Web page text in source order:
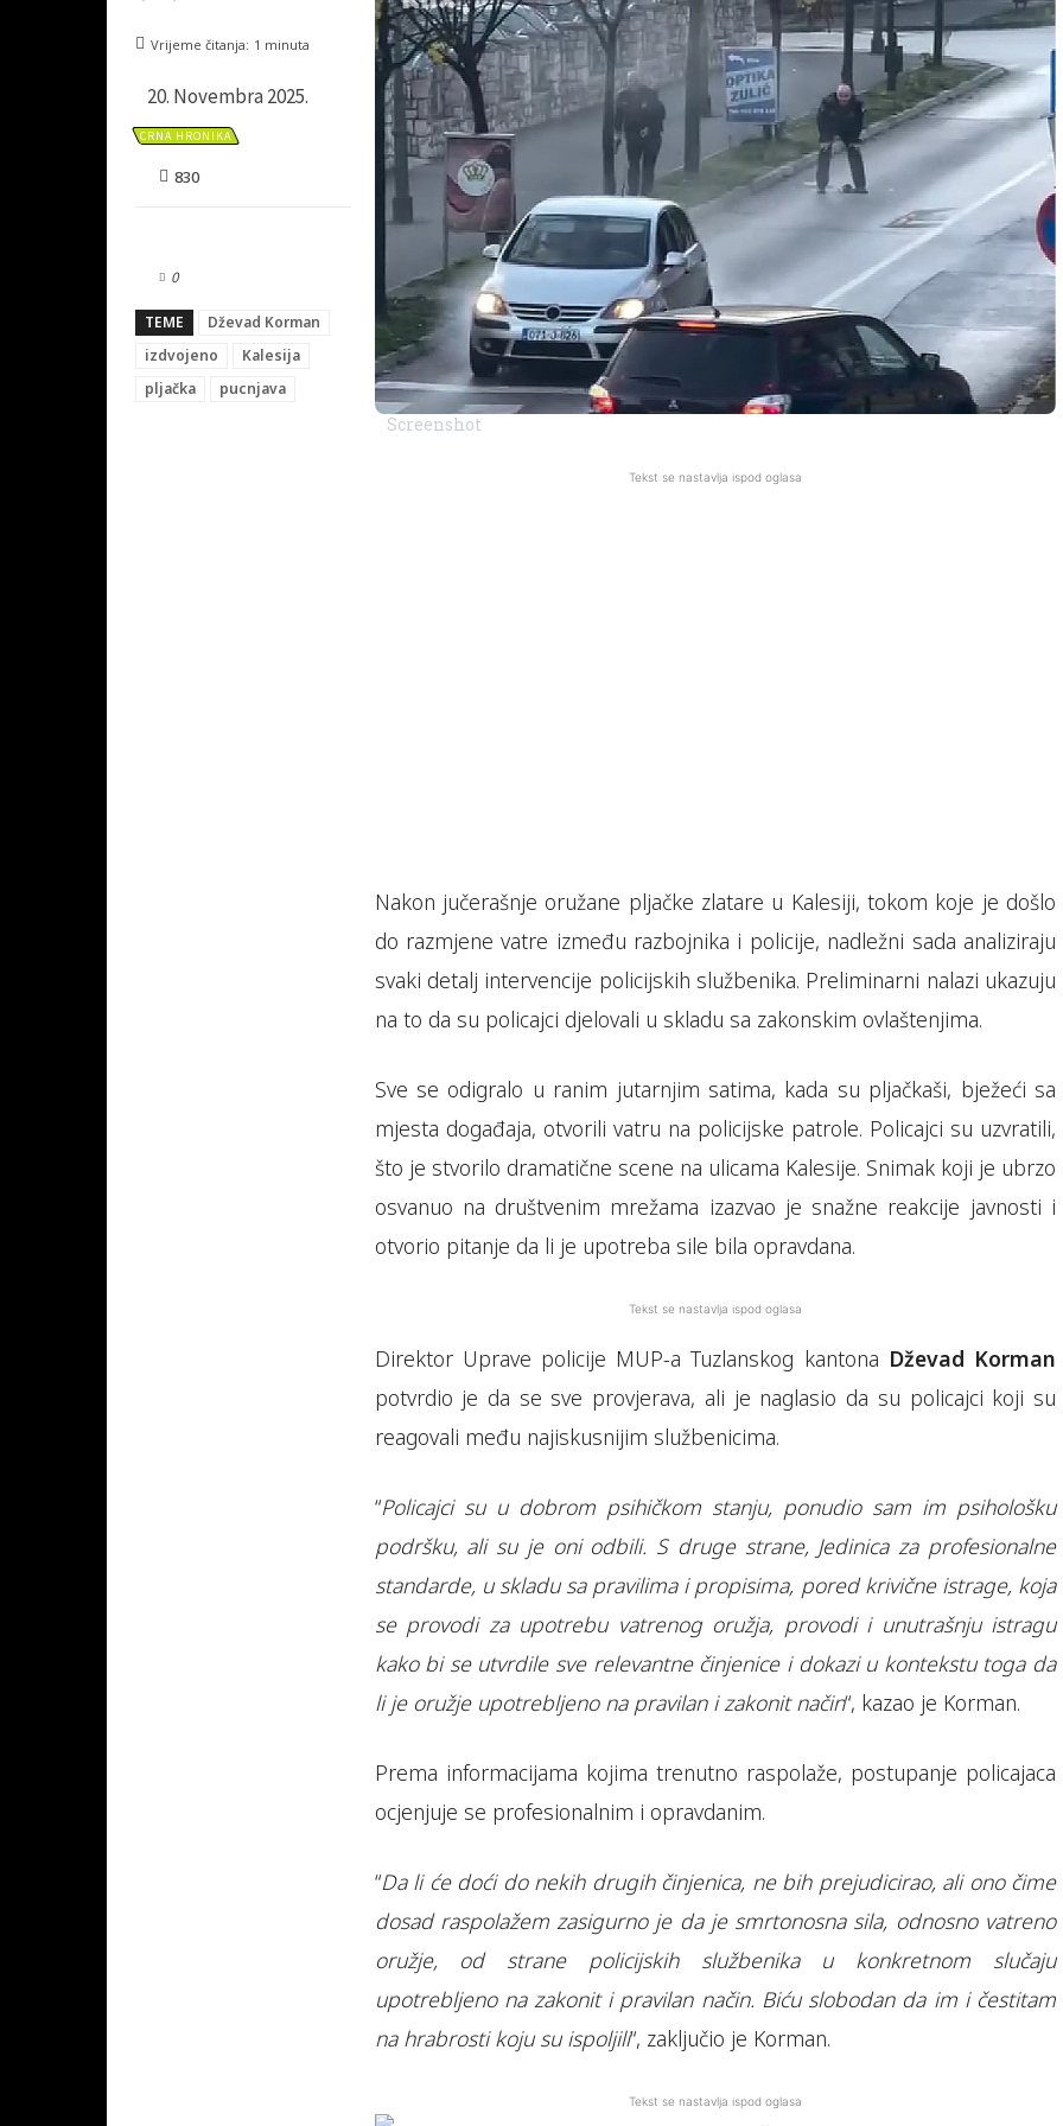
Vrijeme čitanja: 1 minuta
20. Novembra 2025.
CRNA HRONIKA
830
0
TEME
Dževad Korman
izdvojeno
Kalesija
pljačka
pucnjava
Screenshot
Tekst se nastavlja ispod oglasa
Nakon jučerašnje oružane pljačke zlatare u Kalesiji, tokom koje je došlo
do razmjene vatre između razbojnika i policije, nadležni sada analiziraju
svaki detalj intervencije policijskih službenika. Preliminarni nalazi ukazuju
na to da su policajci djelovali u skladu sa zakonskim ovlaštenjima.
Sve se odigralo u ranim jutarnjim satima, kada su pljačkaši, bježeći sa
mjesta događaja, otvorili vatru na policijske patrole. Policajci su uzvratili,
što je stvorilo dramatične scene na ulicama Kalesije. Snimak koji je ubrzo
osvanuo na društvenim mrežama izazvao je snažne reakcije javnosti i
otvorio pitanje da li je upotreba sile bila opravdana.
Tekst se nastavlja ispod oglasa
Direktor Uprave policije MUP-a Tuzlanskog kantona Dževad Korman
potvrdio je da se sve provjerava, ali je naglasio da su policajci koji su
reagovali među najiskusnijim službenicima.
“Policajci su u dobrom psihičkom stanju, ponudio sam im psihološku
podršku, ali su je oni odbili. S druge strane, Jedinica za profesionalne
standarde, u skladu sa pravilima i propisima, pored krivične istrage, koja
se provodi za upotrebu vatrenog oružja, provodi i unutrašnju istragu
kako bi se utvrdile sve relevantne činjenice i dokazi u kontekstu toga da
li je oružje upotrebljeno na pravilan i zakonit način“, kazao je Korman.
Prema informacijama kojima trenutno raspolaže, postupanje policajaca
ocjenjuje se profesionalnim i opravdanim.
“Da li će doći do nekih drugih činjenica, ne bih prejudicirao, ali ono čime
dosad raspolažem zasigurno je da je smrtonosna sila, odnosno vatreno
oružje, od strane policijskih službenika u konkretnom slučaju
upotrebljeno na zakonit i pravilan način. Biću slobodan da im i čestitam
na hrabrosti koju su ispoljili“, zaključio je Korman.
Tekst se nastavlja ispod oglasa